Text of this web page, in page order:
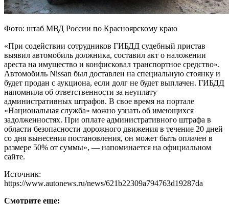
Фото: штаб МВД России по Красноярскому краю
«При содействии сотрудников ГИБДД судебный пристав
выявил автомобиль должника, составил акт о наложении
ареста на имущество и конфисковал транспортное средство».
Автомобиль Nissan был доставлен на специальную стоянку и
будет продан с аукциона, если долг не будет выплачен. ГИБДД
напомнила об ответственности за неуплату
административных штрафов. В свое время на портале
«Национальная служба» можно узнать об имеющихся
задолженностях. При оплате административного штрафа в
области безопасности дорожного движения в течение 20 дней
со дня вынесения постановления, он может быть оплачен в
размере 50% от суммы», — напоминается на официальном
сайте.
Источник:
https://www.autonews.ru/news/621b22309a794763d19287da
Смотрите еще: